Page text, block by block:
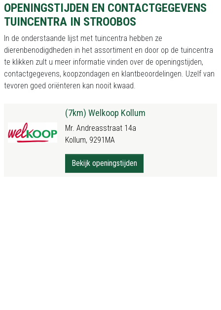
OPENINGSTIJDEN EN CONTACTGEGEVENS
TUINCENTRA IN STROOBOS
In de onderstaande lijst met tuincentra hebben ze
dierenbenodigdheden in het assortiment en door op de tuincentra
te klikken zult u meer informatie vinden over de openingstijden,
contactgegevens, koopzondagen en klantbeoordelingen. Uzelf van
tevoren goed oriënteren kan nooit kwaad.
(7km) Welkoop Kollum
Mr. Andreasstraat 14a
Kollum, 9291MA
Bekijk openingstijden